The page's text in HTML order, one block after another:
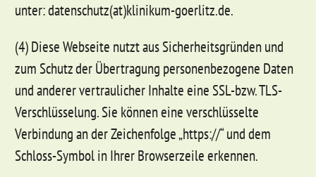
unter: datenschutz(at)klinikum-goerlitz.de.
(4) Diese Webseite nutzt aus Sicherheitsgründen und
zum Schutz der Übertragung personenbezogene Daten
und anderer vertraulicher Inhalte eine SSL-bzw. TLS-
Verschlüsselung. Sie können eine verschlüsselte
Verbindung an der Zeichenfolge „https://“ und dem
Schloss-Symbol in Ihrer Browserzeile erkennen.